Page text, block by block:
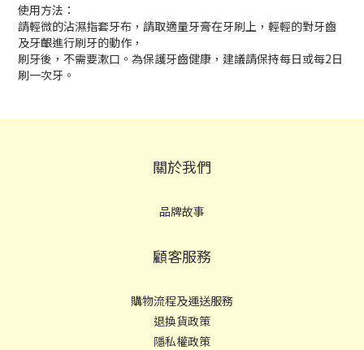
使用方法：
請輕微的沾濕指套牙布，請取適量牙膏在牙刷上，輕輕的對牙齒
及牙齦進行刷牙的動作，
刷牙後，不需要漱口。為保護牙齒健康，建議請保持每日或每2日
刷一次牙。
關於我們
品牌故事
顧客服務
購物流程及運送服務
退換貨政策
隱私權政策